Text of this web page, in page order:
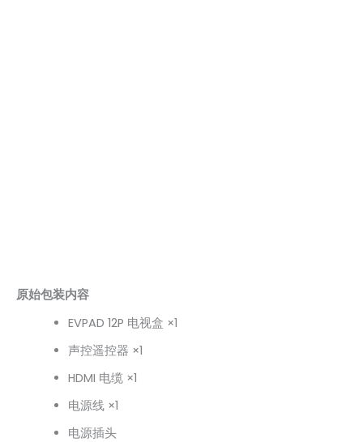
原始包装内容
EVPAD 12P 电视盒 ×1
声控遥控器 ×1
HDMI 电缆 ×1
电源线 ×1
电源插头